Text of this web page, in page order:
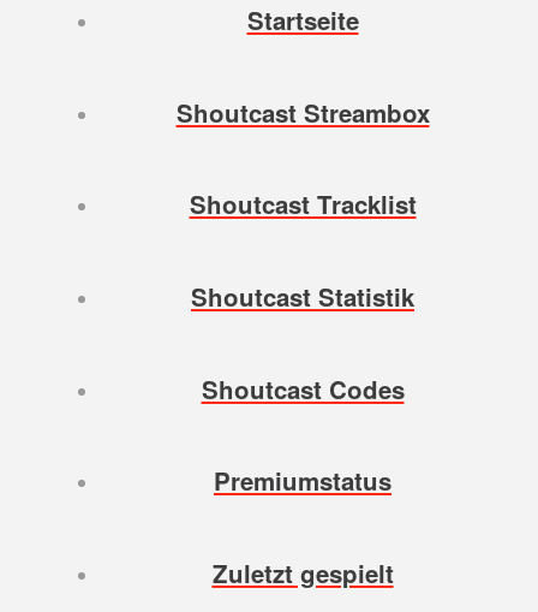
Startseite
Shoutcast Streambox
Shoutcast Tracklist
Shoutcast Statistik
Shoutcast Codes
Premiumstatus
Zuletzt gespielt